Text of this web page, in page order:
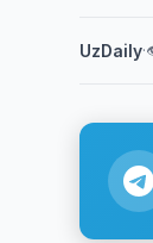
UzDaily·